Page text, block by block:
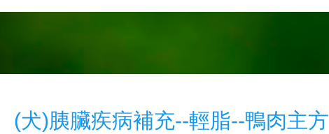
(犬)胰臟疾病補充--輕脂--鴨肉主方